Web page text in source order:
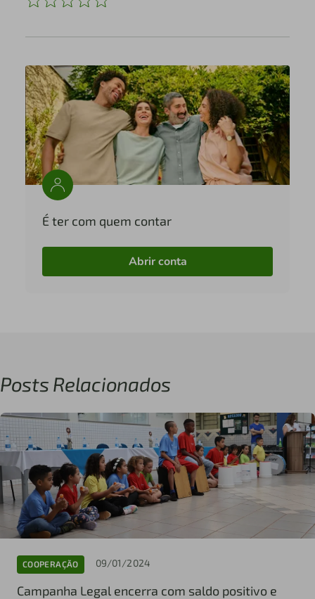
É ter com quem contar
Abrir conta
Posts Relacionados
COOPERAÇÃO 09/01/2024
Campanha Legal encerra com saldo positivo e